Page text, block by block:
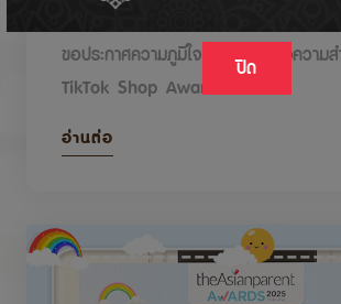
ปิด
Awards 2026
ขอประกาศความภูมิใจกับรางวัลแห่งความส
TikTok Shop Awards 2026
อ่านต่อ